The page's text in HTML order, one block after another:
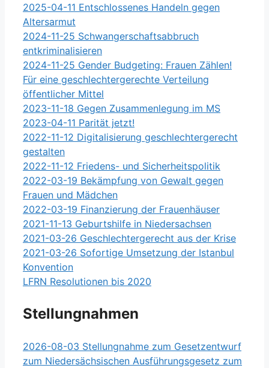
2025-04-11 Entschlossenes Handeln gegen
Altersarmut
2024-11-25 Schwangerschaftsabbruch
entkriminalisieren
2024-11-25 Gender Budgeting: Frauen Zählen!
Für eine geschlechtergerechte Verteilung
öffentlicher Mittel
2023-11-18 Gegen Zusammenlegung im MS
2023-04-11 Parität jetzt!
2022-11-12 Digitalisierung geschlechtergerecht
gestalten
2022-11-12 Friedens- und Sicherheitspolitik
2022-03-19 Bekämpfung von Gewalt gegen
Frauen und Mädchen
2022-03-19 Finanzierung der Frauenhäuser
2021-11-13 Geburtshilfe in Niedersachsen
2021-03-26 Geschlechtergerecht aus der Krise
2021-03-26 Sofortige Umsetzung der Istanbul
Konvention
LFRN Resolutionen bis 2020
Stellungnahmen
2026-08-03 Stellungnahme zum Gesetzentwurf
zum Niedersächsischen Ausführungsgesetz zum